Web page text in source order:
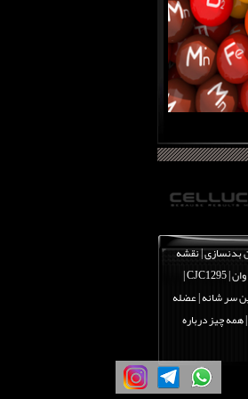
بدنسازی|نقشه
|
CJC1295 |
سر شانه | عضله
|همه چیز درباره